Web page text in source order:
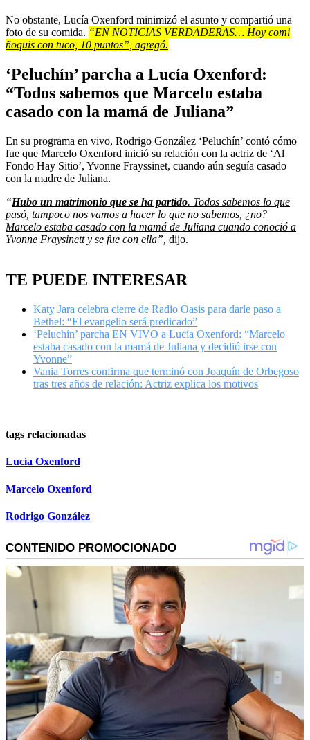
No obstante, Lucía Oxenford minimizó el asunto y compartió una
foto de su comida. “EN NOTICIAS VERDADERAS… Hoy comi
ñoquis con tuco, 10 puntos”, agregó.
‘Peluchín’ parcha a Lucía Oxenford:
“Todos sabemos que Marcelo estaba
casado con la mamá de Juliana”
En su programa en vivo, Rodrigo González ‘Peluchín’ contó cómo
fue que Marcelo Oxenford inició su relación con la actriz de ‘Al
Fondo Hay Sitio’, Yvonne Frayssinet, cuando aún seguía casado
con la madre de Juliana.
“Hubo un matrimonio que se ha partido. Todos sabemos lo que
pasó, tampoco nos vamos a hacer lo que no sabemos, ¿no?
Marcelo estaba casado con la mamá de Juliana cuando conoció a
Yvonne Fraysinett y se fue con ella”, dijo.
TE PUEDE INTERESAR
Katy Jara celebra cierre de Radio Oasis para darle paso a
Bethel: “El evangelio será predicado”
‘Peluchín’ parcha EN VIVO a Lucía Oxenford: “Marcelo
estaba casado con la mamá de Juliana y decidió irse con
Yvonne”
Vania Torres confirma que terminó con Joaquín de Orbegoso
tras tres años de relación: Actriz explica los motivos
tags relacionadas
Lucía Oxenford
Marcelo Oxenford
Rodrigo González